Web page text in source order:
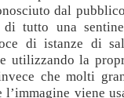
dal
di tutto una
di istanze di
utilizzando la
che molti
l’immagine viene